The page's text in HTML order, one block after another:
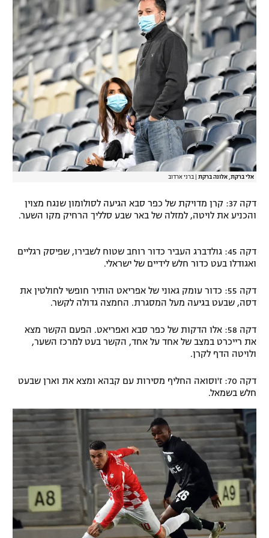
אלי ברקת, אלונה ברקת ברני ארדוב
דקה 37: קרן מדויקת של כפר סבא הגיעה לסולומון שנגח מצוין
והכניע את לויטה, למזלה של באר שבע סלליך הרחיק מקו השער.
דקה 45: גולדברג העביר כדור רוחב שטוח לשבירו, שפיסק רגליים
ואגודלו בעט כדור חלש לידיים של ישראלי.
דקה 55: כדור עומק גאוני של אפריאט הותיר חופשי לחולטין את
דסה, שבעט בגיעה מעל המסגרת. החמצה גדולה לקשר.
דקה 58: אלו הדקות של כפר סבא ואפריאט. הפעם הקשר מצא
את רייכרט במצב של אחד על אחד, הקשר בעט למרכז השער,
ולויטה הדף לקרן.
דקה 70: ז'וסואה החליף מסירות עם קבהא ומצא את וארן שבעט
חלש בשמאל.